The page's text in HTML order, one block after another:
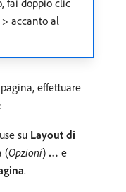
accanto al
effettuare
su Layout di
(Opzioni) … e
.